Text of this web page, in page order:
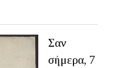
Σαν
σήμερα, 7